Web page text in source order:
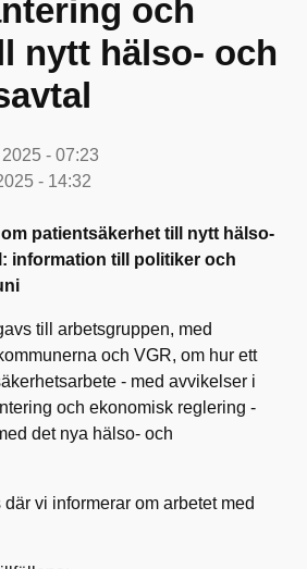
och
nytt hälso- och
- 07:23
- 14:32
patientsäkerhet till nytt hälso-
information till politiker och
till arbetsgruppen, med
och VGR, om hur ett
- med avvikelser i
och ekonomisk reglering -
det nya hälso- och
vi informerar om arbetet med